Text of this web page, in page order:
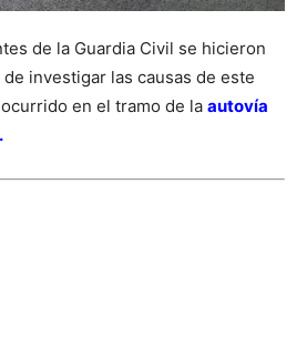
de la Guardia Civil se hicieron
investigar las causas de este
en el tramo de la autovía